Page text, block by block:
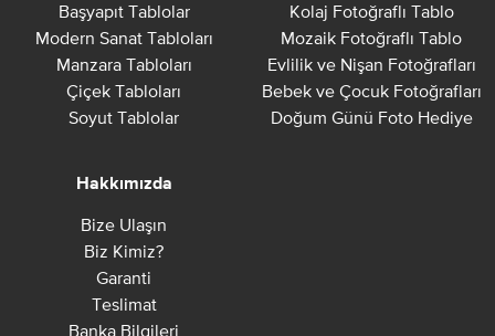
Başyapıt Tablolar
Modern Sanat Tabloları
Manzara Tabloları
Çiçek Tabloları
Soyut Tablolar
Kolaj Fotoğraflı Tablo
Mozaik Fotoğraflı Tablo
Evlilik ve Nişan Fotoğrafları
Bebek ve Çocuk Fotoğrafları
Doğum Günü Foto Hediye
Hakkımızda
Bize Ulaşın
Biz Kimiz?
Garanti
Teslimat
Banka Bilgileri